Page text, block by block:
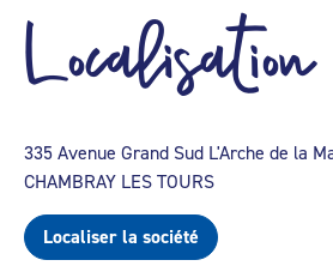
Localisation
335 Avenue Grand Sud L'Arche de la
CHAMBRAY LES TOURS
Localiser la société